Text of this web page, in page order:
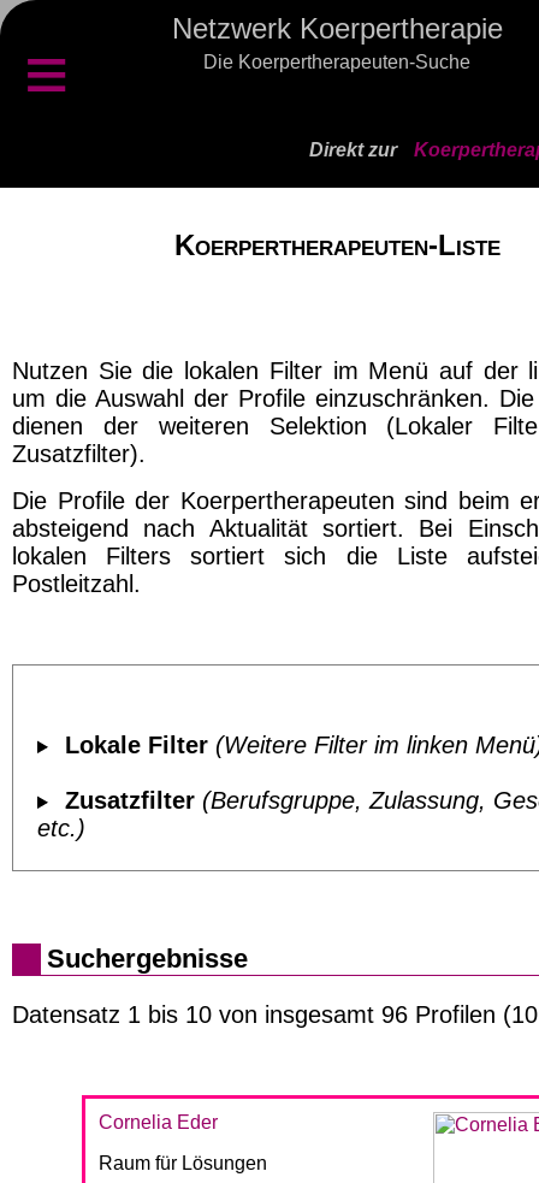
Netzwerk Koerpertherapie
Die Koerpertherapeuten-Suche
≡
Direkt zur
Koerpertherapeuten-Liste
Nutzen Sie die lokalen Filter im Menü auf der
um die Auswahl der Profile einzuschränken.
dienen der weiteren Selektion (Lokaler
Zusatzfilter).
Die Profile der Koerpertherapeuten sind beim
absteigend nach Aktualität sortiert. Bei
lokalen Filters sortiert sich die Liste
Postleitzahl.
Lokale Filter (Weitere Filter im linken
Zusatzfilter (Berufsgruppe, Zulassung,
etc.)
Suchergebnisse
Datensatz 1 bis 10 von insgesamt 96 Profilen
Cornelia Eder
Raum für Lösungen